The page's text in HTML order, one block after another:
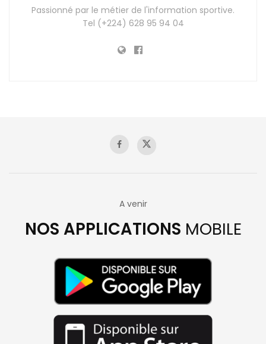
Passionné par le métier de l'information sportive.
Tel (+224) 628 95 94 04
A venir
NOS APPLICATIONS MOBILE